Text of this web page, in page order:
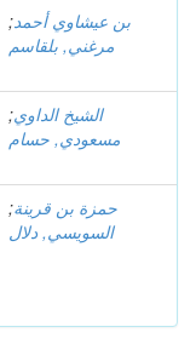
بن عيشاوي أحمد;
مرغني, بلقاسم
الشيخ الداوي;
مسعودي, حسام
حمزة بن قرينة;
السويسي, دلال